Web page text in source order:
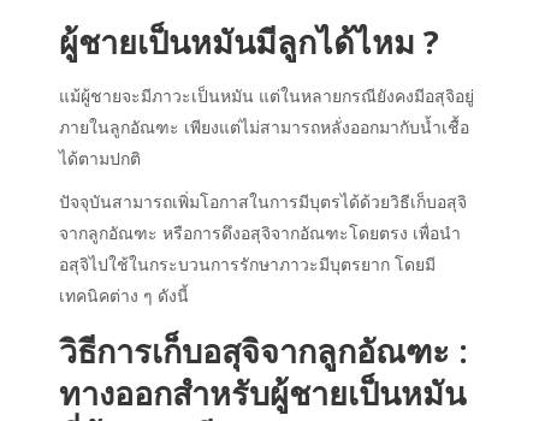
ผู้ชายเป็นหมันมีลูกได้ไหม ?
แม้ผู้ชายจะมีภาวะเป็นหมัน แต่ในหลายกรณียังคงมีอสุจิอยู่
ภายในลูกอัณฑะ เพียงแต่ไม่สามารถหลั่งออกมากับน้ำเชื้อ
ได้ตามปกติ
ปัจจุบันสามารถเพิ่มโอกาสในการมีบุตรได้ด้วยวิธีเก็บอสุจิ
จากลูกอัณฑะ หรือการดึงอสุจิจากอัณฑะโดยตรง เพื่อนำ
อสุจิไปใช้ในกระบวนการรักษาภาวะมีบุตรยาก โดยมี
เทคนิคต่าง ๆ ดังนี้
วิธีการเก็บอสุจิจากลูกอัณฑะ :
ทางออกสำหรับผู้ชายเป็นหมัน